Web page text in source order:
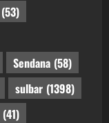
(53)
Sendana (58)
sulbar (1398)
(41)